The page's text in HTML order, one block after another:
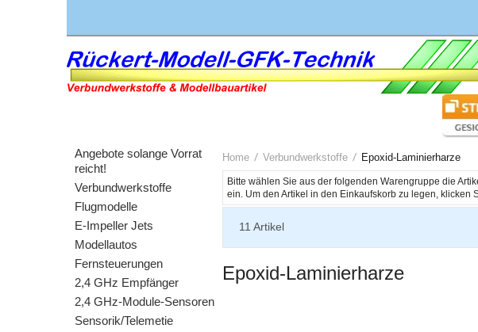
Angebote solange Vorrat
reicht!
Verbundwerkstoffe
Flugmodelle
E-Impeller Jets
Modellautos
Fernsteuerungen
2,4 GHz Empfänger
2,4 GHz-Module-Sensoren
Sensorik/Telemetie
Home Verbundwerkstoffe Epoxid-Laminierharze
Bitte wählen Sie aus der folgenden Warengruppe die
11 Artikel
Epoxid-Laminierharze